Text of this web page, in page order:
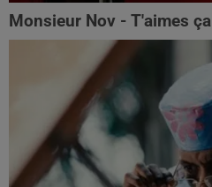
Monsieur Nov - T'aimes ça